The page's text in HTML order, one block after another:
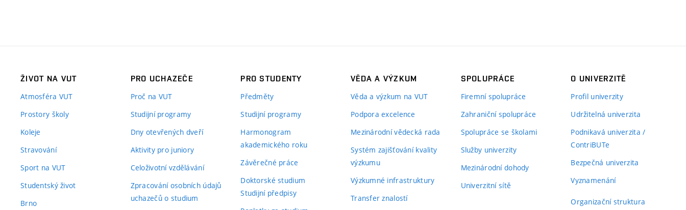
ŽIVOT NA VUT
Atmosféra VUT
Prostory školy
Koleje
Stravování
Sport na VUT
Studentský život
Brno
PRO UCHAZEČE
Proč na VUT
Studijní programy
Dny otevřených dveří
Aktivity pro juniory
Celoživotní vzdělávání
Zpracování osobních údajů
uchazečů o studium
PRO STUDENTY
Předměty
Studijní programy
Harmonogram
akademického roku
Závěrečné práce
Doktorské studium
Studijní předpisy
VĚDA A VÝZKUM
Věda a výzkum na VUT
Podpora excelence
Mezinárodní vědecká rada
Systém zajišťování kvality
výzkumu
Výzkumné infrastruktury
Transfer znalostí
SPOLUPRÁCE
Firemní spolupráce
Zahraniční spolupráce
Spolupráce se školami
Služby univerzity
Mezinárodní dohody
Univerzitní sítě
O UNIVERZITĚ
Profil univerzity
Udržitelná univerzita
Podnikavá univerzita /
ContriBUTe
Bezpečná univerzita
Vyznamenání
Organizační struktura